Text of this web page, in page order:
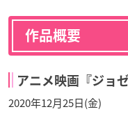
作品概要
アニメ映画『ジョ
2020年12月25日(金)